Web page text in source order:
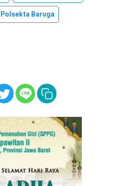
Polsekta Baruga